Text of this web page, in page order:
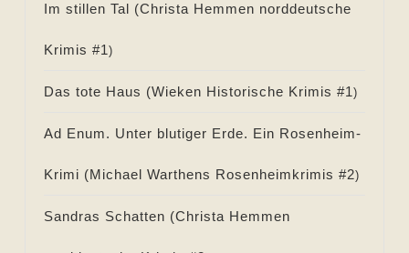
Im stillen Tal (Christa Hemmen norddeutsche
Krimis #1)
Das tote Haus (Wieken Historische Krimis #1)
Ad Enum. Unter blutiger Erde. Ein Rosenheim-
Krimi (Michael Warthens Rosenheimkrimis #2)
Sandras Schatten (Christa Hemmen